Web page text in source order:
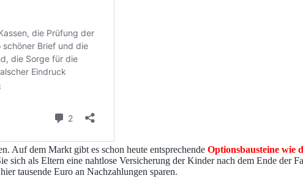
Auf dem Markt gibt es schon heute entsprechende Optionsbausteine wie
als Eltern eine nahtlose Versicherung der Kinder nach dem Ende der
tausende Euro an Nachzahlungen sparen.